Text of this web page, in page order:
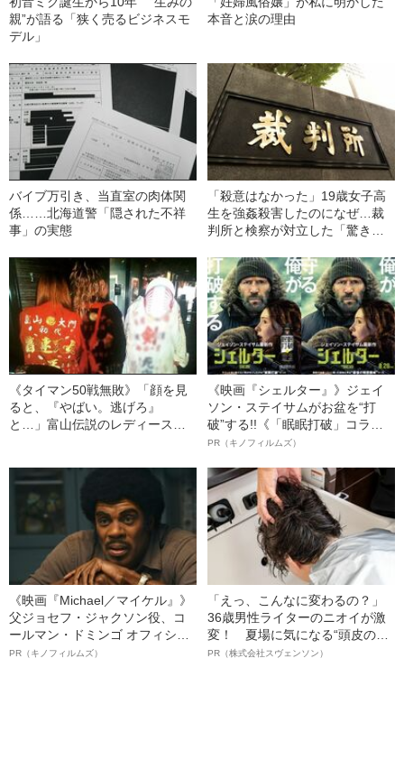
親”が語る「狭く売るビジネスモ
デル」
本音と涙の理由
バイブ万引き、当直室の肉体関
係……北海道警「隠された不祥
事」の実態
「殺意はなかった」19歳女子高
生を強姦殺害したのになぜ…裁
判所と検察が対立した「驚きの
《タイマン50戦無敗》「顔を見
ると、『やばい。逃げろ』
と…」富山伝説のレディース初
《映画『シェルター』》ジェイ
ソン・ステイサムがお盆を“打
破”する!!《「眠眠打破」コラ
ボ》
PR（キノフィルムズ）
《映画『Michael／マイケル』》
父ジョセフ・ジャクソン役、コ
ールマン・ドミンゴ オフィシャ
ルインタビュー“観客を魅了した
PR（キノフィルムズ）
「えっ、こんなに変わるの？」
36歳男性ライターのニオイが激
変！ 夏場に気になる“頭皮のニ
オイ”や“ベタつき”を解消す
PR（株式会社スヴェンソン）